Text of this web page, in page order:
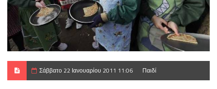
Σάββατο 22 Ιανουαρίου 2011 11:06 Παιδί